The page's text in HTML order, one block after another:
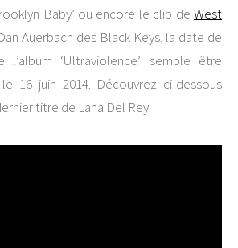
Baby’ ou encore le clip de West
Auerbach des Black Keys, la date de
‘Ultraviolence’ semble être
16 juin 2014. Découvrez ci-dessous
titre de Lana Del Rey.